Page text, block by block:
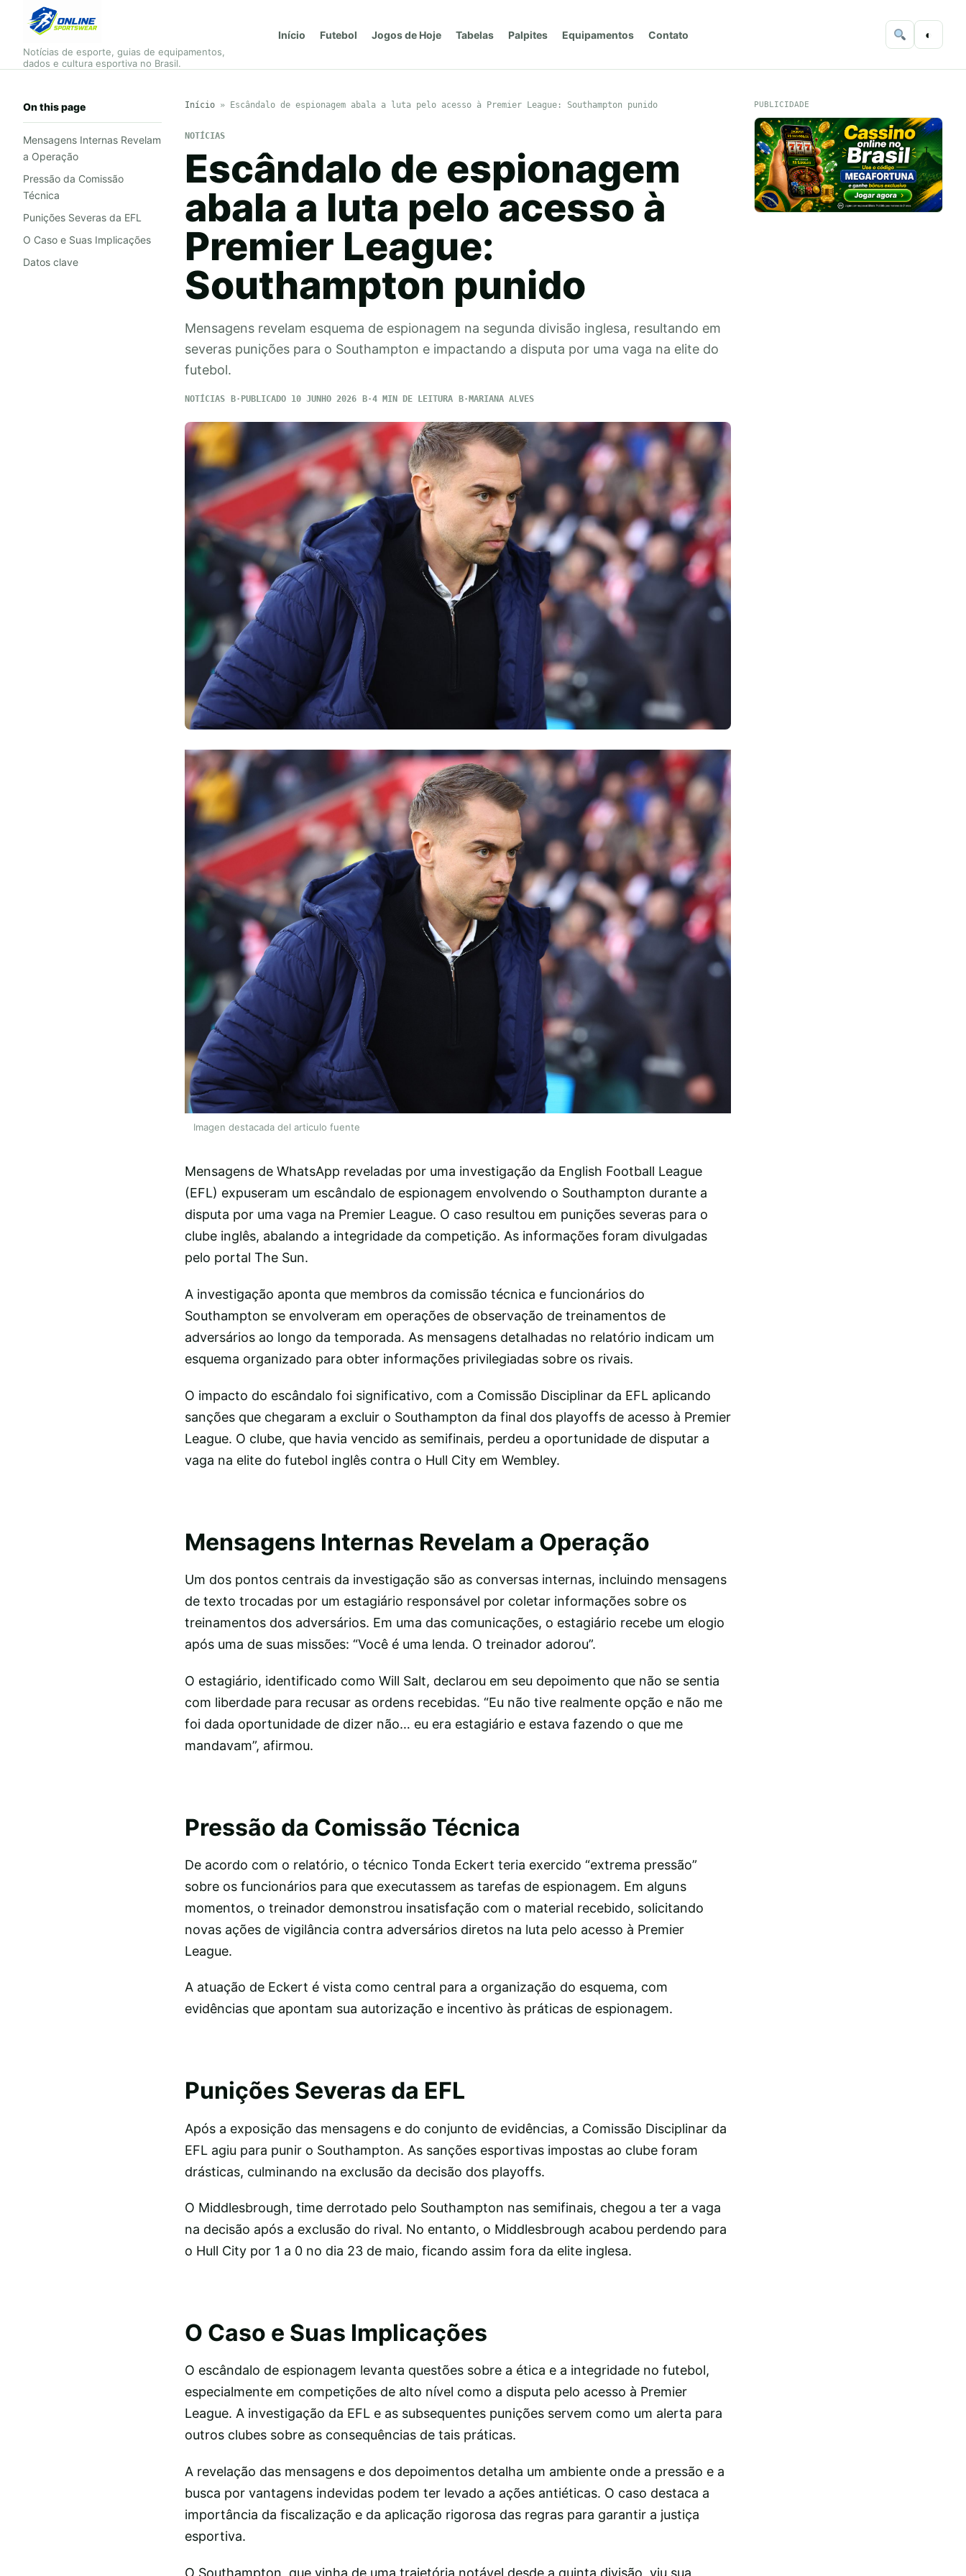
Notícias de esporte, guias de equipamentos,
dados e cultura esportiva no Brasil.
Início Futebol Jogos de Hoje Tabelas Palpites Equipamentos Contato ◐
On this page
Mensagens Internas Revelam
a Operação
Pressão da Comissão
Técnica
Punições Severas da EFL
O Caso e Suas Implicações
Datos clave
Início» Escândalo de espionagem abala a luta pelo acesso à Premier League: Southampton punido
NOTÍCIAS
Escândalo de espionagem
abala a luta pelo acesso à
Premier League:
Southampton punido
Mensagens revelam esquema de espionagem na segunda divisão inglesa, resultando em
severas punições para o Southampton e impactando a disputa por uma vaga na elite do
futebol.
NOTÍCIAS PUBLICADO 10 JUNHO 2026 4 MIN DE LEITURA MARIANA ALVES
Imagen destacada del articulo fuente
Mensagens de WhatsApp reveladas por uma investigação da English Football League
(EFL) expuseram um escândalo de espionagem envolvendo o Southampton durante a
disputa por uma vaga na Premier League. O caso resultou em punições severas para o
clube inglês, abalando a integridade da competição. As informações foram divulgadas
pelo portal The Sun.
A investigação aponta que membros da comissão técnica e funcionários do
Southampton se envolveram em operações de observação de treinamentos de
adversários ao longo da temporada. As mensagens detalhadas no relatório indicam um
esquema organizado para obter informações privilegiadas sobre os rivais.
O impacto do escândalo foi significativo, com a Comissão Disciplinar da EFL aplicando
sanções que chegaram a excluir o Southampton da final dos playoffs de acesso à Premier
League. O clube, que havia vencido as semifinais, perdeu a oportunidade de disputar a
vaga na elite do futebol inglês contra o Hull City em Wembley.
Mensagens Internas Revelam a Operação
Um dos pontos centrais da investigação são as conversas internas, incluindo mensagens
de texto trocadas por um estagiário responsável por coletar informações sobre os
treinamentos dos adversários. Em uma das comunicações, o estagiário recebe um elogio
após uma de suas missões: “Você é uma lenda. O treinador adorou”.
O estagiário, identificado como Will Salt, declarou em seu depoimento que não se sentia
com liberdade para recusar as ordens recebidas. “Eu não tive realmente opção e não me
foi dada oportunidade de dizer não… eu era estagiário e estava fazendo o que me
mandavam”, afirmou.
Pressão da Comissão Técnica
De acordo com o relatório, o técnico Tonda Eckert teria exercido “extrema pressão”
sobre os funcionários para que executassem as tarefas de espionagem. Em alguns
momentos, o treinador demonstrou insatisfação com o material recebido, solicitando
novas ações de vigilância contra adversários diretos na luta pelo acesso à Premier
League.
A atuação de Eckert é vista como central para a organização do esquema, com
evidências que apontam sua autorização e incentivo às práticas de espionagem.
Punições Severas da EFL
Após a exposição das mensagens e do conjunto de evidências, a Comissão Disciplinar da
EFL agiu para punir o Southampton. As sanções esportivas impostas ao clube foram
drásticas, culminando na exclusão da decisão dos playoffs.
O Middlesbrough, time derrotado pelo Southampton nas semifinais, chegou a ter a vaga
na decisão após a exclusão do rival. No entanto, o Middlesbrough acabou perdendo para
o Hull City por 1 a 0 no dia 23 de maio, ficando assim fora da elite inglesa.
O Caso e Suas Implicações
O escândalo de espionagem levanta questões sobre a ética e a integridade no futebol,
especialmente em competições de alto nível como a disputa pelo acesso à Premier
League. A investigação da EFL e as subsequentes punições servem como um alerta para
outros clubes sobre as consequências de tais práticas.
A revelação das mensagens e dos depoimentos detalha um ambiente onde a pressão e a
busca por vantagens indevidas podem ter levado a ações antiéticas. O caso destaca a
importância da fiscalização e da aplicação rigorosa das regras para garantir a justiça
esportiva.
O Southampton, que vinha de uma trajetória notável desde a quinta divisão, viu sua
PUBLICIDADE